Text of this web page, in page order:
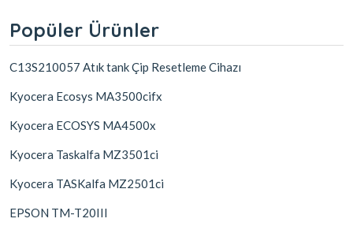
Popüler Ürünler
C13S210057 Atık tank Çip Resetleme Cihazı
Kyocera Ecosys MA3500cifx
Kyocera ECOSYS MA4500x
Kyocera Taskalfa MZ3501ci
Kyocera TASKalfa MZ2501ci
EPSON TM-T20III